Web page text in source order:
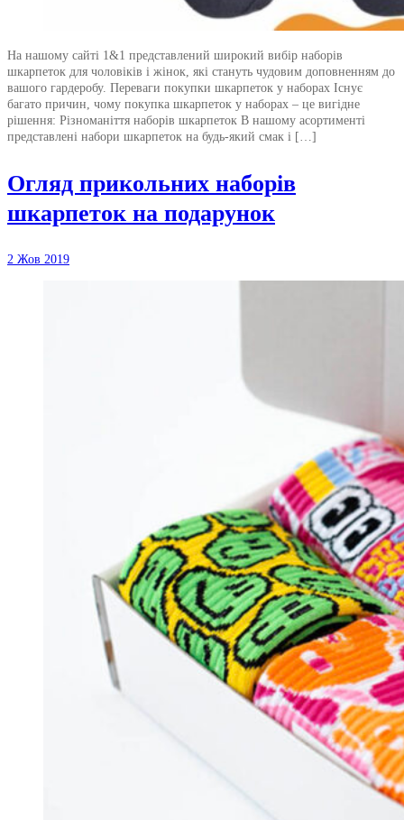
На нашому сайті 1&1 представлений широкий вибір наборів
шкарпеток для чоловіків і жінок, які стануть чудовим доповненням до
вашого гардеробу. Переваги покупки шкарпеток у наборах Існує
багато причин, чому покупка шкарпеток у наборах – це вигідне
рішення: Різноманіття наборів шкарпеток В нашому асортименті
представлені набори шкарпеток на будь-який смак і […]
Огляд прикольних наборів
шкарпеток на подарунок
2 Жов 2019